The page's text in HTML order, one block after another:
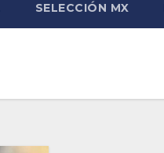
SELECCIÓN MX